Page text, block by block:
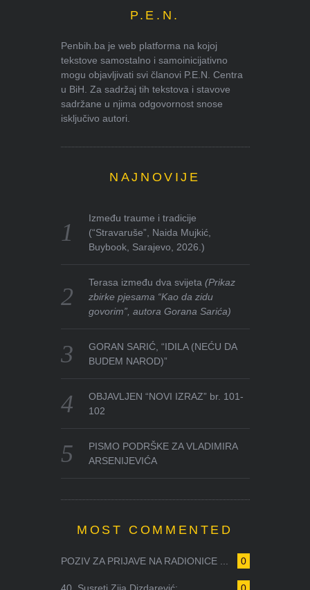
P.E.N.
Penbih.ba je web platforma na kojoj
tekstove samostalno i samoinicijativno
mogu objavljivati svi članovi P.E.N. Centra
u BiH. Za sadržaj tih tekstova i stavove
sadržane u njima odgovornost snose
isključivo autori.
NAJNOVIJE
Između traume i tradicije
(“Stravaruše”, Naida Mujkić,
Buybook, Sarajevo, 2026.)
Terasa između dva svijeta(Prikaz
zbirke pjesama “Kao da zidu
govorim”, autora Gorana Sarića)
GORAN SARIĆ, “IDILA (NEĆU DA
BUDEM NAROD)”
OBJAVLJEN “NOVI IZRAZ” br. 101-
102
PISMO PODRŠKE ZA VLADIMIRA
ARSENIJEVIĆA
MOST COMMENTED
0
POZIV ZA PRIJAVE NA RADIONICE ...